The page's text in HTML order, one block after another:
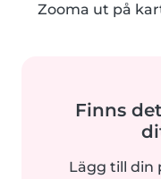
Zooma ut på
Finns
Lägg till din